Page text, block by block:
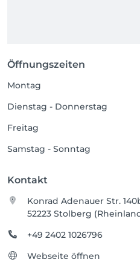
Öffnungszeiten
Montag
Dienstag - Donnerstag
Freitag
Samstag - Sonntag
Kontakt
Konrad Adenauer Str.
52223 Stolberg
+49 2402 1026796
Webseite öffnen